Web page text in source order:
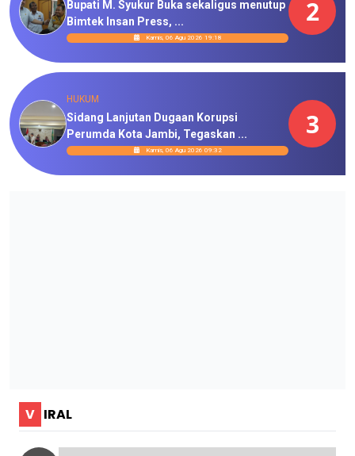
Bupati M. Syukur Buka sekaligus menutup
Bimtek Insan Press, ...
Kamis, 06 Agu 2026 19:18
2
HUKUM
Sidang Lanjutan Dugaan Korupsi
Perumda Kota Jambi, Tegaskan ...
Kamis, 06 Agu 2026 09:32
3
V IRAL